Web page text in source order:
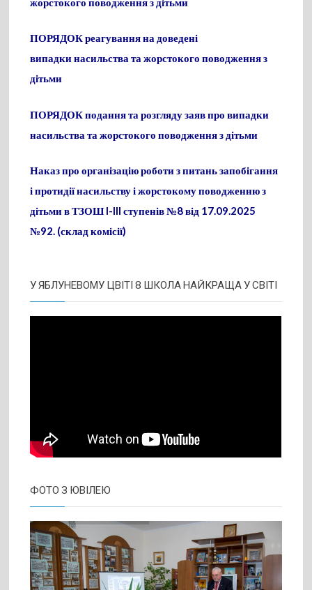
ПОРЯДОКреагування на доведені
випадкинасильства та жорстокого поводження з
дітьми
ПОРЯДОКподання та розгляду заявпро випадки
насильствата жорстокого поводження з дітьми
Наказ про організацію роботи з питань запобігання
і протидії насильству і жорстокому поводженню з
дітьми в ТЗОШ I-III ступенів №8 від 17.09.2025
№92. (склад комісії)
У ЯБЛУНЕВОМУ ЦВІТІ 8 ШКОЛА НАЙКРАЩА У СВІТІ
ФОТО З ЮВІЛЕЮ